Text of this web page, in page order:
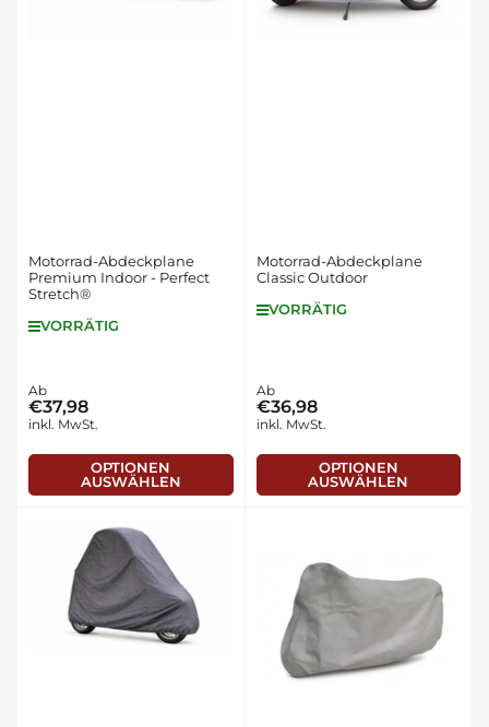
Motorrad-Abdeckplane
Premium Indoor - Perfect
Stretch®
VORRÄTIG
Normaler
Preis
Ab
€37,98
inkl. MwSt.
OPTIONEN
AUSWÄHLEN
Motorrad-Abdeckplane
Classic Outdoor
VORRÄTIG
Normaler
Preis
Ab
€36,98
inkl. MwSt.
OPTIONEN
AUSWÄHLEN